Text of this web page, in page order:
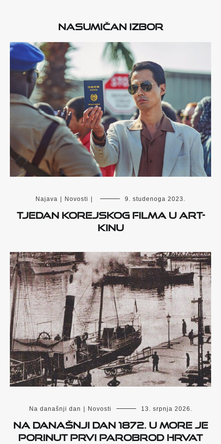
Nasumičan izbor
Najava Novosti 9. studenoga 2023.
Tjedan korejskog filma u Art-
kinu
Na današnji dan Novosti 13. srpnja 2026.
Na današnji dan 1872. u more je
porinut prvi parobrod Hrvat